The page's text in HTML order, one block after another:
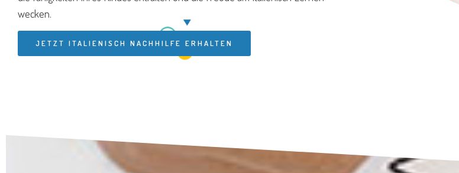
wecken.
JETZT ITALIENISCH NACHHILFE ERHALTEN